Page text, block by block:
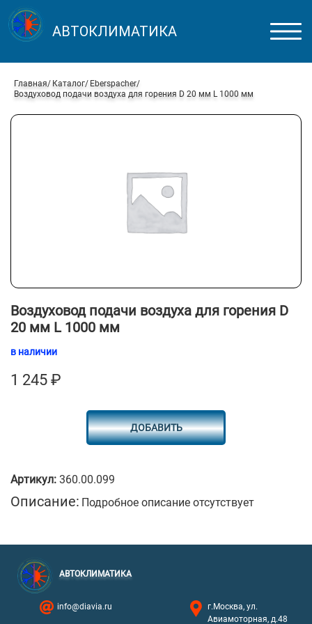
АВТОКЛИМАТИКА
Главная Каталог
Eberspacher
Воздуховод подачи воздуха для горения D 20 мм L 1000 мм
Воздуховод подачи воздуха для горения D
20 мм L 1000 мм
в наличии
1 245 ₽
ДОБАВИТЬ
Артикул: 360.00.099
Описание: Подробное описание отсутствует
АВТОКЛИМАТИКА
info@diavia.ru
г.Москва, ул.
Авиамоторная, д.48